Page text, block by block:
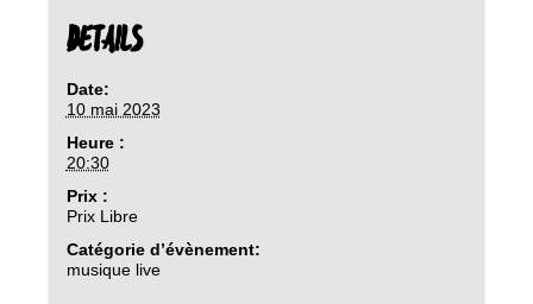
DETAILS
Date:
10 mai 2023
Heure :
20:30
Prix :
Prix Libre
Catégorie d’évènement:
musique live